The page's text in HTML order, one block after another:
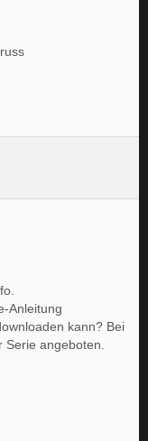
Anleitung
kann? Bei
Serie angeboten.